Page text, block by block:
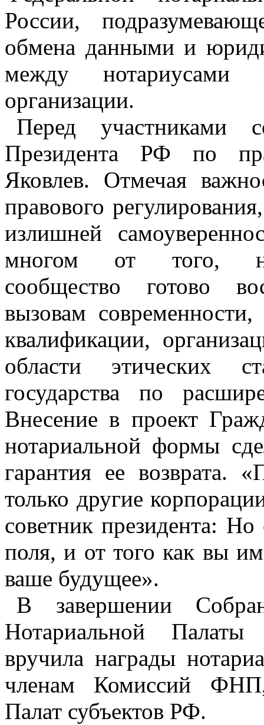
России,
обмена данными и
между нотариусами
организации.
Перед участниками
Президента РФ по
Яковлев. Отмечая
правового
излишней
многом от того,
сообщество готово
вызовам современности,
квалификации,
области этических
государства по
Внесение в проект
нотариальной формы
гарантия ее возврата.
только другие
советник президента:
поля, и от того как вы им
ваше будущее».
В завершении
Нотариальной
вручила награды
членам Комиссий ФНП,
Палат субъектов РФ.